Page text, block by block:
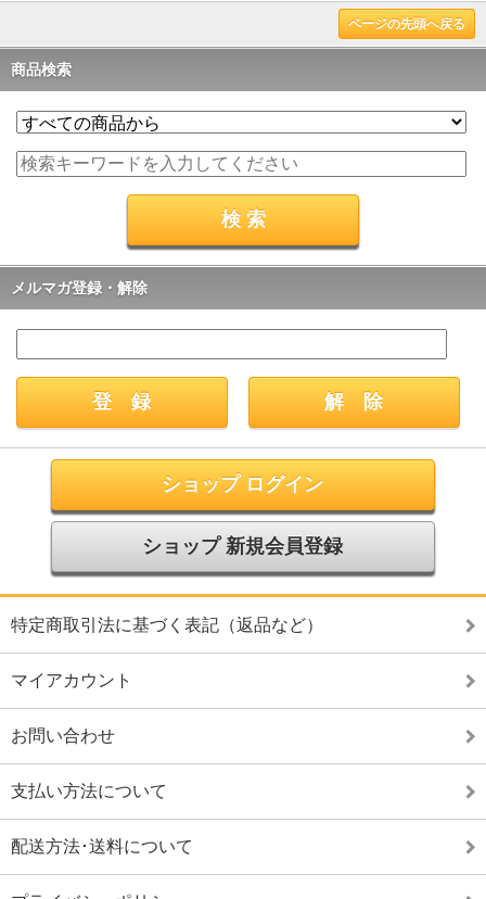
ページの先頭へ戻る
商品検索
メルマガ登録・解除
ショップ ログイン
ショップ 新規会員登録
特定商取引法に基づく表記（返品など）
マイアカウント
お問い合わせ
支払い方法について
配送方法･送料について